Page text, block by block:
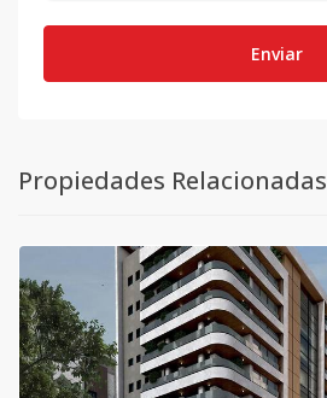
Enviar
Propiedades Relacionadas